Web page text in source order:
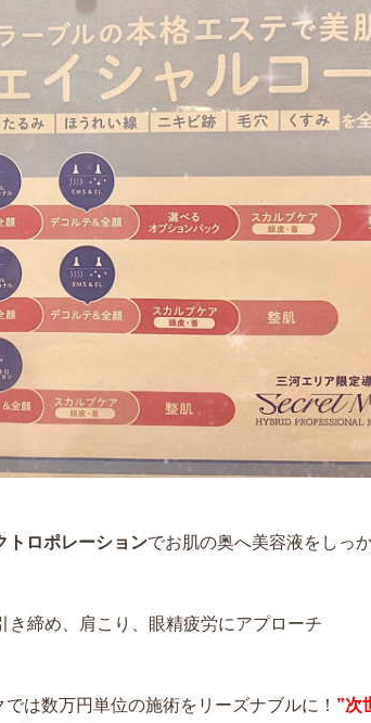
トロポレーションでお肌の奥へ美容液をしっ
締め、肩こり、眼精疲労にアプローチ
は数万円単位の施術をリーズナブルに！ ”次